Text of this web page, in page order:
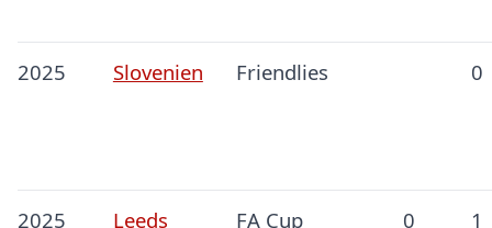
2025 Slovenien Friendlies 0
2025 Leeds FA Cup 0 1